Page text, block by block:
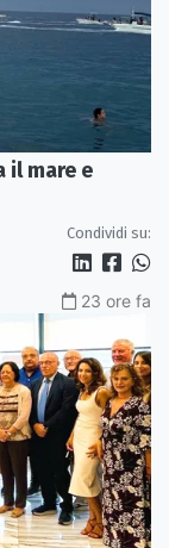
il mare e
Condividi su:
23 ore fa